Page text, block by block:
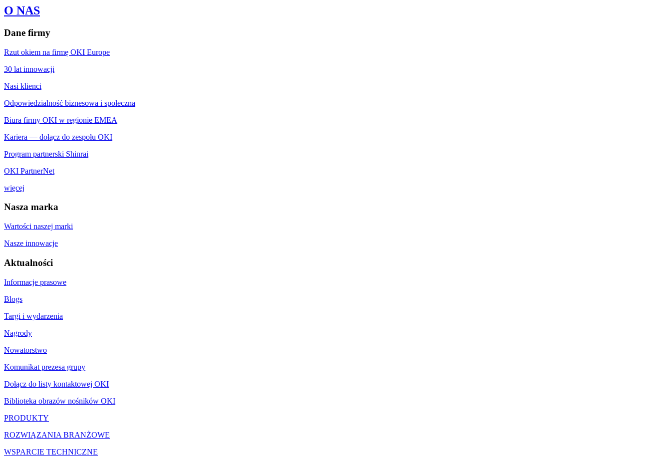
O NAS
Dane firmy
Rzut okiem na firmę OKI Europe
30 lat innowacji
Nasi klienci
Odpowiedzialność biznesowa i społeczna
Biura firmy OKI w regionie EMEA
Kariera — dołącz do zespołu OKI
Program partnerski Shinrai
OKI PartnerNet
więcej
Nasza marka
Wartości naszej marki
Nasze innowacje
Aktualności
Informacje prasowe
Blogs
Targi i wydarzenia
Nagrody
Nowatorstwo
Komunikat prezesa grupy
Dołącz do listy kontaktowej OKI
Biblioteka obrazów nośników OKI
PRODUKTY
ROZWIĄZANIA BRANŻOWE
WSPARCIE TECHNICZNE